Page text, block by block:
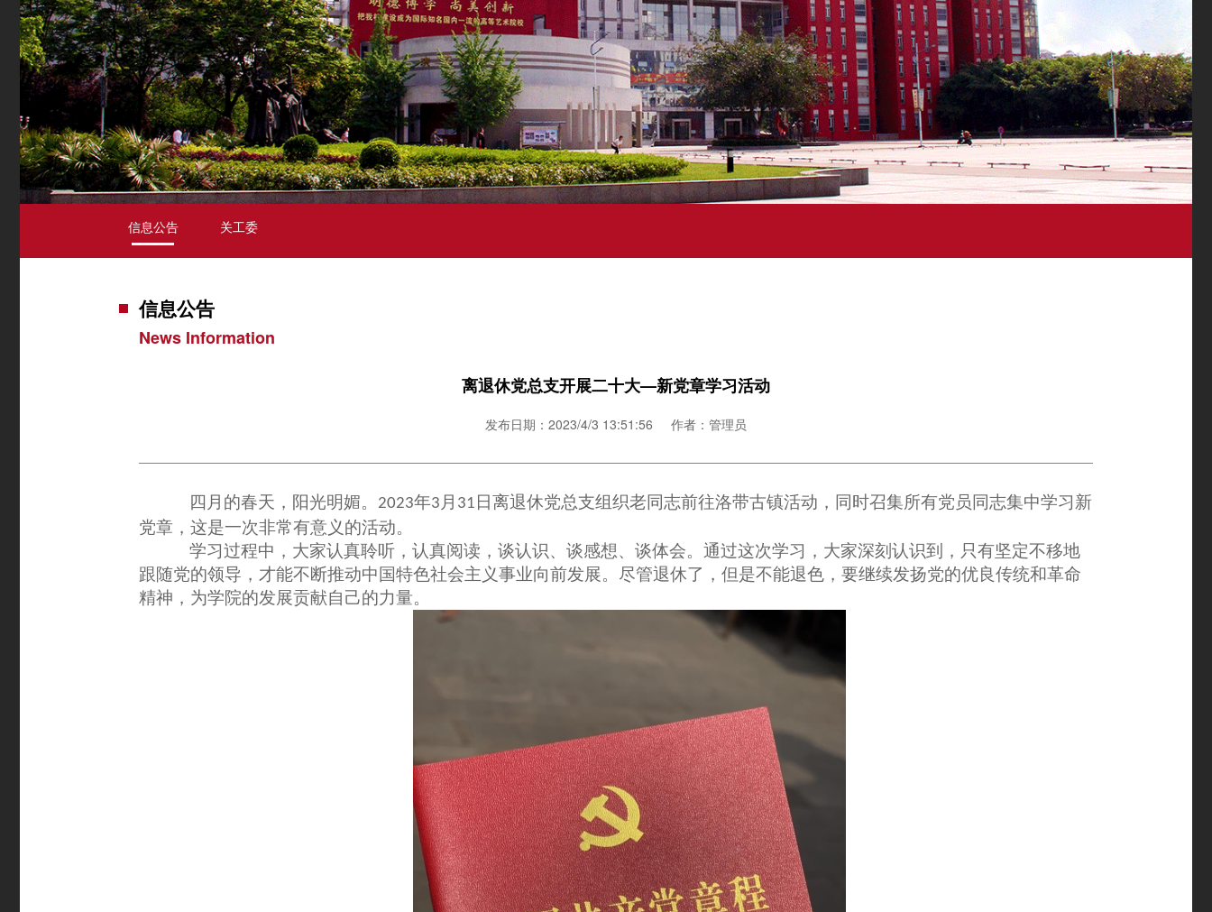
信息公告 关工委
信息公告
News Information
离退休党总支开展二十大—新党章学习活动
发布日期：2023/4/3 13:51:56 作者：管理员
四月的春天，阳光明媚。 2023年3 月 31 日离退休党总支组织老同志前往洛带古镇活动，同时召集所有党员同志集中学习新
党章，这是一次非常有意义的活动。
学习过程中，大家认真聆听，认真阅读，谈认识、谈感想、谈体会。通过这次学习，大家深刻认识到，只有坚定不移地
跟随党的领导，才能不断推动中国特色社会主义事业向前发展。尽管退休了，但是不能退色，要继续发扬党的优良传统和革命
精神，为学院的发展贡献自己的力量。